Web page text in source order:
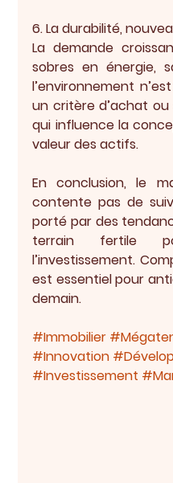
6. La durabilité,
La demande
sobres en énergie,
l’environnement
un critère d’achat
qui influence la
valeur des actifs.
En conclusion, le
contente pas de
porté par des
terrain fertile
l’investissement.
est essentiel pour
demain.
#Immobilier
#Innovation
#Investissement